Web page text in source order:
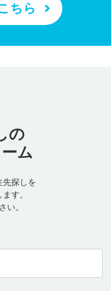
ちら
の
ム
先探しを
す。
い。